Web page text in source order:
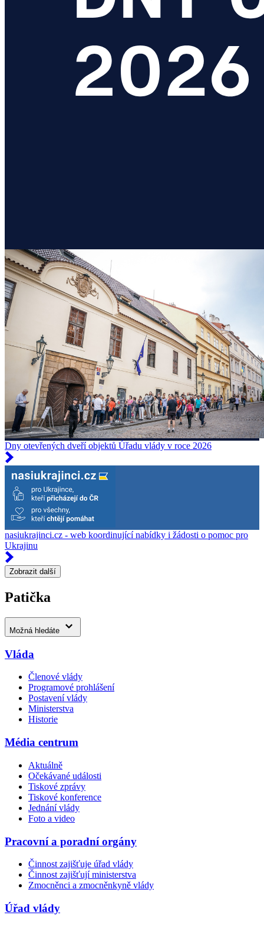
Dny otevřených dveří objektů Úřadu vlády v roce 2026
nasiukrajinci.cz - web koordinující nabídky i žádosti o pomoc pro
Ukrajinu
Zobrazit další
Patička
Možná hledáte
Vláda
Členové vlády
Programové prohlášení
Postavení vlády
Ministerstva
Historie
Média centrum
Aktuálně
Očekávané události
Tiskové zprávy
Tiskové konference
Jednání vlády
Foto a video
Pracovní a poradní orgány
Činnost zajišťuje úřad vlády
Činnost zajišťují ministerstva
Zmocněnci a zmocněnkyně vlády
Úřad vlády